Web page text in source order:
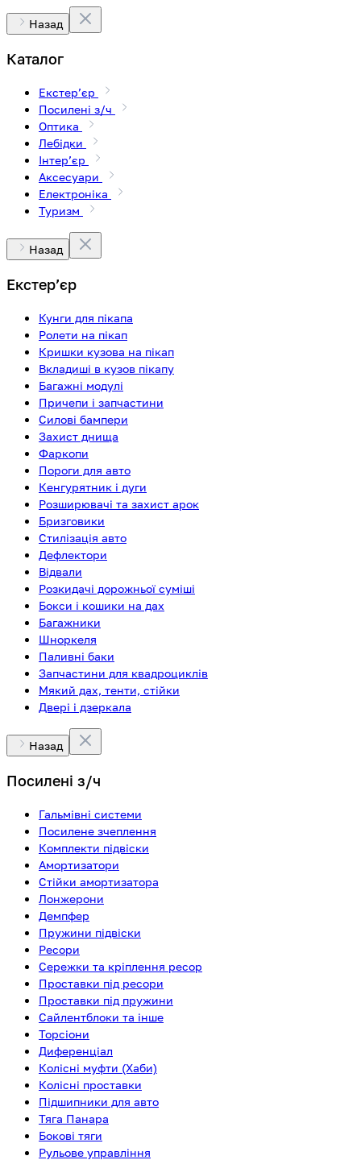
Назад
Каталог
Екстерʼєр
Посилені з/ч
Оптика
Лебідки
Інтерʼєр
Аксесуари
Електроніка
Туризм
Назад
Екстерʼєр
Кунги для пікапа
Ролети на пікап
Кришки кузова на пікап
Вкладиші в кузов пікапу
Багажні модулі
Причепи і запчастини
Силові бампери
Захист днища
Фаркопи
Пороги для авто
Кенгурятник і дуги
Розширювачі та захист арок
Бризговики
Стилізація авто
Дефлектори
Відвали
Розкидачі дорожньої суміші
Бокси і кошики на дах
Багажники
Шноркеля
Паливні баки
Запчастини для квадроциклів
Мякий дах, тенти, стійки
Двері і дзеркала
Назад
Посилені з/ч
Гальмівні системи
Посилене зчеплення
Комплекти підвіски
Амортизатори
Стійки амортизатора
Лонжерони
Демпфер
Пружини підвіски
Ресори
Сережки та кріплення ресор
Проставки під ресори
Проставки під пружини
Сайлентблоки та інше
Торсіони
Диференціал
Колісні муфти (Хаби)
Колісні проставки
Підшипники для авто
Тяга Панара
Бокові тяги
Рульове управління